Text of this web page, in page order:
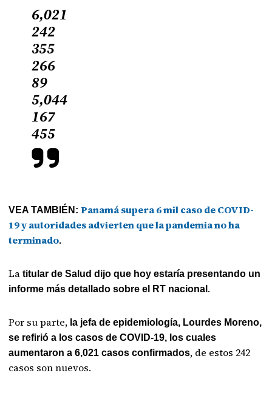
6,021
242
355
266
89
5,044
167
455
VEA TAMBIÉN:Panamá supera 6 mil caso de COVID-
19 y autoridades advierten que la pandemia no ha
terminado.
Latitular de Salud dijo que hoy estaría presentando un
informe más detallado sobre el RT nacional .
Por su parte, la jefa de epidemiología, Lourdes Moreno,
se refirió a los casos de COVID-19, los cuales
aumentaron a 6,021 casos confirmados, de estos 242
casos son nuevos.